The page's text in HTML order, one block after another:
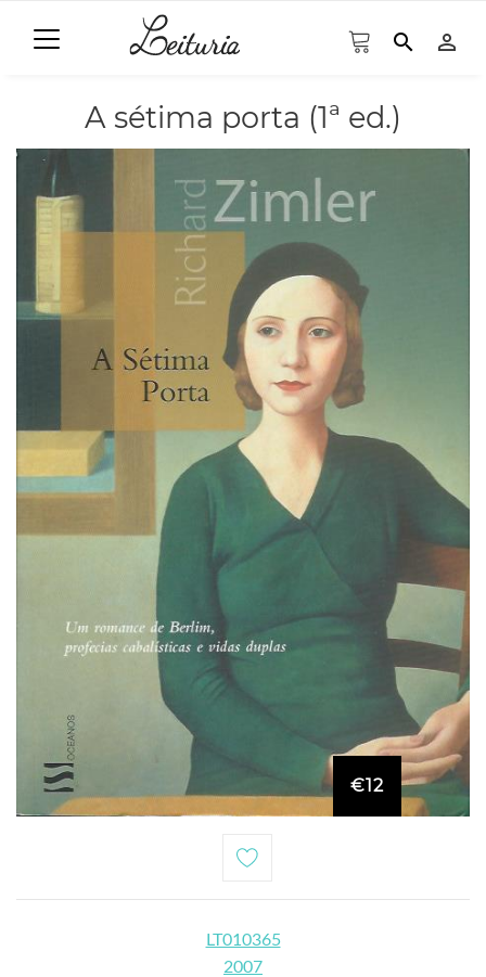
search person_outline
A sétima porta (1ª ed.)
€12
LT010365
2007